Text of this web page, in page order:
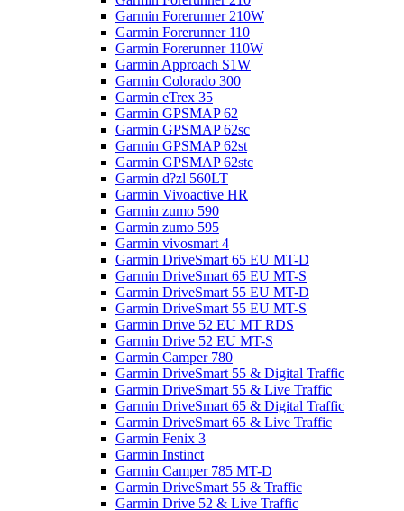
Garmin Forerunner 210W
Garmin Forerunner 110
Garmin Forerunner 110W
Garmin Approach S1W
Garmin Colorado 300
Garmin eTrex 35
Garmin GPSMAP 62
Garmin GPSMAP 62sc
Garmin GPSMAP 62st
Garmin GPSMAP 62stc
Garmin d?zl 560LT
Garmin Vivoactive HR
Garmin zumo 590
Garmin zumo 595
Garmin vivosmart 4
Garmin DriveSmart 65 EU MT-D
Garmin DriveSmart 65 EU MT-S
Garmin DriveSmart 55 EU MT-D
Garmin DriveSmart 55 EU MT-S
Garmin Drive 52 EU MT RDS
Garmin Drive 52 EU MT-S
Garmin Camper 780
Garmin DriveSmart 55 & Digital Traffic
Garmin DriveSmart 55 & Live Traffic
Garmin DriveSmart 65 & Digital Traffic
Garmin DriveSmart 65 & Live Traffic
Garmin Fenix 3
Garmin Instinct
Garmin Camper 785 MT-D
Garmin DriveSmart 55 & Traffic
Garmin Drive 52 & Live Traffic